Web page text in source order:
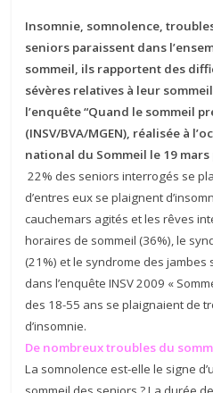
Insomnie, somnolence,
seniors paraissent dans
sommeil, ils rapportent des
sévères relatives à leur
l’enquête “Quand le sommeil
(INSV/BVA/MGEN), réalisée à
national du Sommeil le 19
22% des seniors interrogés se
d’entres eux se plaignent
cauchemars agités et les rêves
horaires de sommeil (36%), le
(21%) et le syndrome des jambes
dans l’enquête INSV 2009 «
des 18-55 ans se plaignaient de
d’insomnie.
De nombreux troubles du
La somnolence est-elle le signe